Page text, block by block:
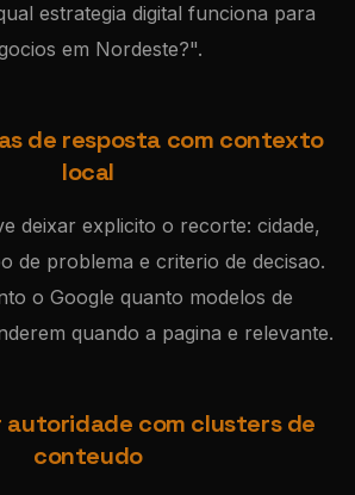
estrategia digital funciona para
em Nordeste?".
de resposta com contexto
local
deixar explicito o recorte: cidade,
de problema e criterio de decisao.
o Google quanto modelos de
quando a pagina e relevante.
autoridade com clusters de
conteudo